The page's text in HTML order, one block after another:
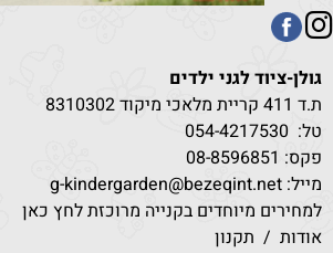
גולן-ציוד לגני ילדים
ת.ד 411 קריית מלאכי מיקוד 8310302
טל:
054-4217530
פקס: 08-8596851
מייל: g-kindergarden@bezeqint.net
למחירים מיוחדים בקנייה מרוכזת לחץ כאן
אודות / תקנון